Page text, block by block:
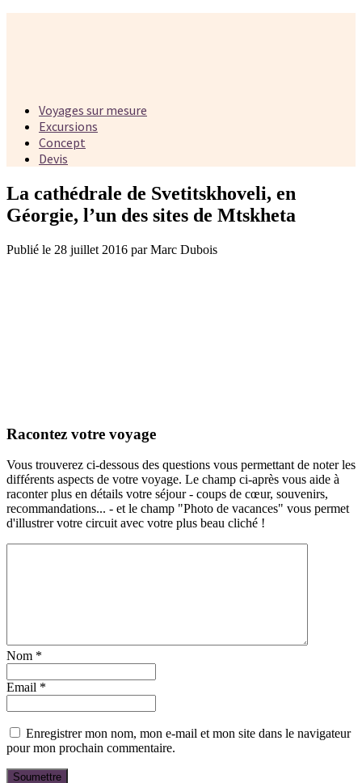
Voyages sur mesure
Excursions
Concept
Devis
La cathédrale de Svetitskhoveli, en
Géorgie, l’un des sites de Mtskheta
Publié le 28 juillet 2016 par Marc Dubois
Racontez votre voyage
Vous trouverez ci-dessous des questions vous permettant de noter les
différents aspects de votre voyage. Le champ ci-après vous aide à
raconter plus en détails votre séjour - coups de cœur, souvenirs,
recommandations... - et le champ "Photo de vacances" vous permet
d'illustrer votre circuit avec votre plus beau cliché !
Nom *
Email *
Enregistrer mon nom, mon e-mail et mon site dans le navigateur
pour mon prochain commentaire.